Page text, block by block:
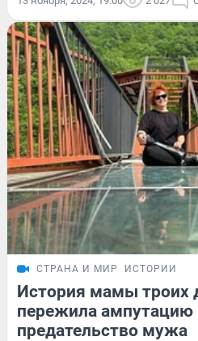
СТРАНА И МИР ИСТОРИИ
История мамы троих
пережила ампутацию
предательство мужа